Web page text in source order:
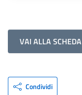
VAI ALLA
Condividi